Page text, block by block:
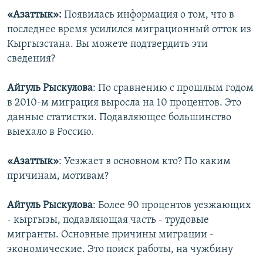
«Азаттык»: Появилась информация о том, что в
последнее время усилился миграционный отток из
Кыргызстана. Вы можете подтвердить эти
сведения?
Айгуль Рыскулова: По сравнению с прошлым годом
в 2010-м миграция выросла на 10 процентов. Это
данные статистки. Подавляющее большинство
выехало в Россию.
«Азаттык»: Уезжает в основном кто? По каким
причинам, мотивам?
Айгуль Рыскулова: Более 90 процентов уезжающих
- кыргызы, подавляющая часть - трудовые
мигранты. Основные причины миграции -
экономические. Это поиск работы, на чужбину